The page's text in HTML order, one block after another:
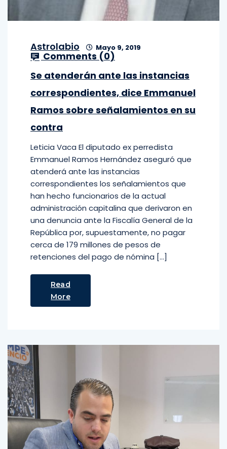
Astrolabio Mayo 9, 2019
Comments (0)
Se atenderán ante las instancias
correspondientes, dice Emmanuel
Ramos sobre señalamientos en su
contra
Leticia Vaca El diputado ex perredista
Emmanuel Ramos Hernández aseguró que
atenderá ante las instancias
correspondientes los señalamientos que
han hecho funcionarios de la actual
administración capitalina que derivaron en
una denuncia ante la Fiscalía General de la
República por, supuestamente, no pagar
cerca de 179 millones de pesos de
retenciones del pago de nómina […]
Read
More